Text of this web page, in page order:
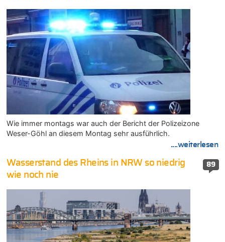
Wie immer montags war auch der Bericht der Polizeizone
Weser-Göhl an diesem Montag sehr ausführlich.
....weiterlesen
89
Wasserstand des Rheins in NRW so niedrig
wie noch nie